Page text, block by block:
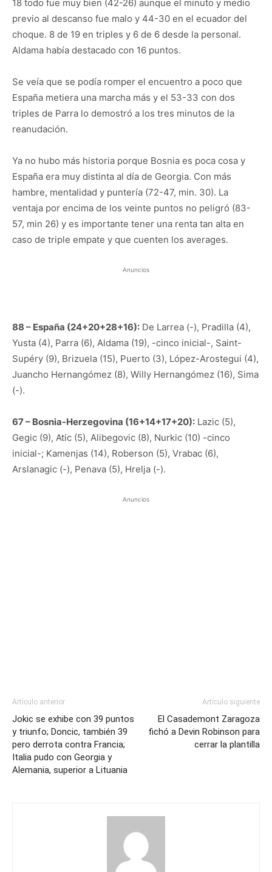
18 todo fue muy bien (42-26) aunque el minuto y medio
previo al descanso fue malo y 44-30 en el ecuador del
choque. 8 de 19 en triples y 6 de 6 desde la personal.
Aldama había destacado con 16 puntos.
Se veía que se podía romper el encuentro a poco que
España metiera una marcha más y el 53-33 con dos
triples de Parra lo demostró a los tres minutos de la
reanudación.
Ya no hubo más historia porque Bosnia es poca cosa y
España era muy distinta al día de Georgia. Con más
hambre, mentalidad y puntería (72-47, min. 30). La
ventaja por encima de los veinte puntos no peligró (83-
57, min 26) y es importante tener una renta tan alta en
caso de triple empate y que cuenten los averages.
Anuncios
88 – España (24+20+28+16): De Larrea (-), Pradilla (4),
Yusta (4), Parra (6), Aldama (19), -cinco inicial-, Saint-
Supéry (9), Brizuela (15), Puerto (3), López-Arostegui (4),
Juancho Hernangómez (8), Willy Hernangómez (16), Sima
(-).
67 – Bosnia-Herzegovina (16+14+17+20): Lazic (5),
Gegic (9), Atic (5), Alibegovic (8), Nurkic (10) -cinco
inicial-; Kamenjas (14), Roberson (5), Vrabac (6),
Arslanagic (-), Penava (5), Hrelja (-).
Anuncios
Artículo anterior
Jokic se exhibe con 39 puntos
y triunfo; Doncic, también 39
pero derrota contra Francia;
Italia pudo con Georgia y
Alemania, superior a Lituania
Artículo siguiente
El Casademont Zaragoza
fichó a Devin Robinson para
cerrar la plantilla